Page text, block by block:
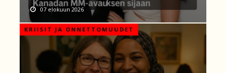
07 elokuun 2026
KRIISIT JA ONNETTOMUUDET